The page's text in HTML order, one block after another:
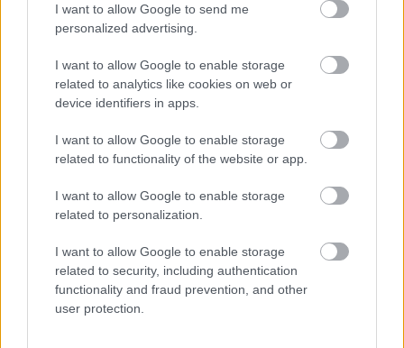
I want to allow Google to send me
personalized advertising.
I want to allow Google to enable storage
related to analytics like cookies on web or
device identifiers in apps.
I want to allow Google to enable storage
related to functionality of the website or app.
I want to allow Google to enable storage
related to personalization.
I want to allow Google to enable storage
related to security, including authentication
functionality and fraud prevention, and other
user protection.
2 napja
Megvan, mikor kezdődik az F1-es Bahreini Nagydíj